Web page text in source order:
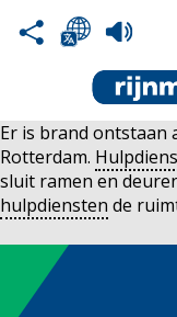
Er is brand ontstaan
Rotterdam.
sluit ramen en
hulpdiensten de